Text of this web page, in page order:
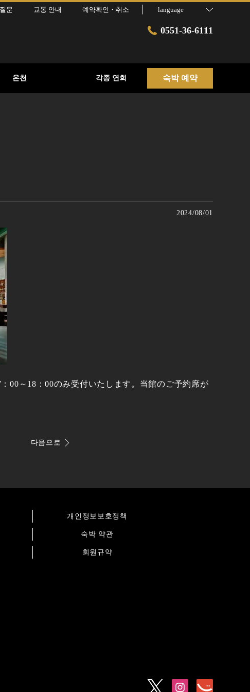
문 교통 안내 예약확인・취소 language
0551-36-6111
온천 각종 연회 숙박 예약
2024/08/01
00～18：00のみ受付いたします。当館のご予約席が
다음으로
개인정보보호정책
숙박 약관
회원규약